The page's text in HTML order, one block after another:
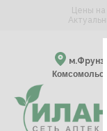
Цены